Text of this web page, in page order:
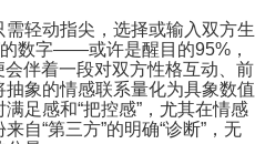
轻动指尖，选择或输入双方生
的数字——或许是醒目的95%，
伴着一段对双方性格互动、前
象的情感联系量化为具象数值
足感和“把控感”，尤其在情感
自“第三方”的明确“诊断”，无